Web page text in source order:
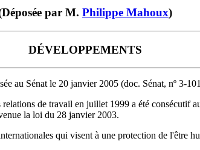
par M. Philippe Mahoux)
DÉVELOPPEMENTS
au Sénat le 20 janvier 2005 (doc. Sénat, nº 3-
de travail en juillet 1999 a été consécutif
la loi du 28 janvier 2003.
qui visent à une protection de l'être